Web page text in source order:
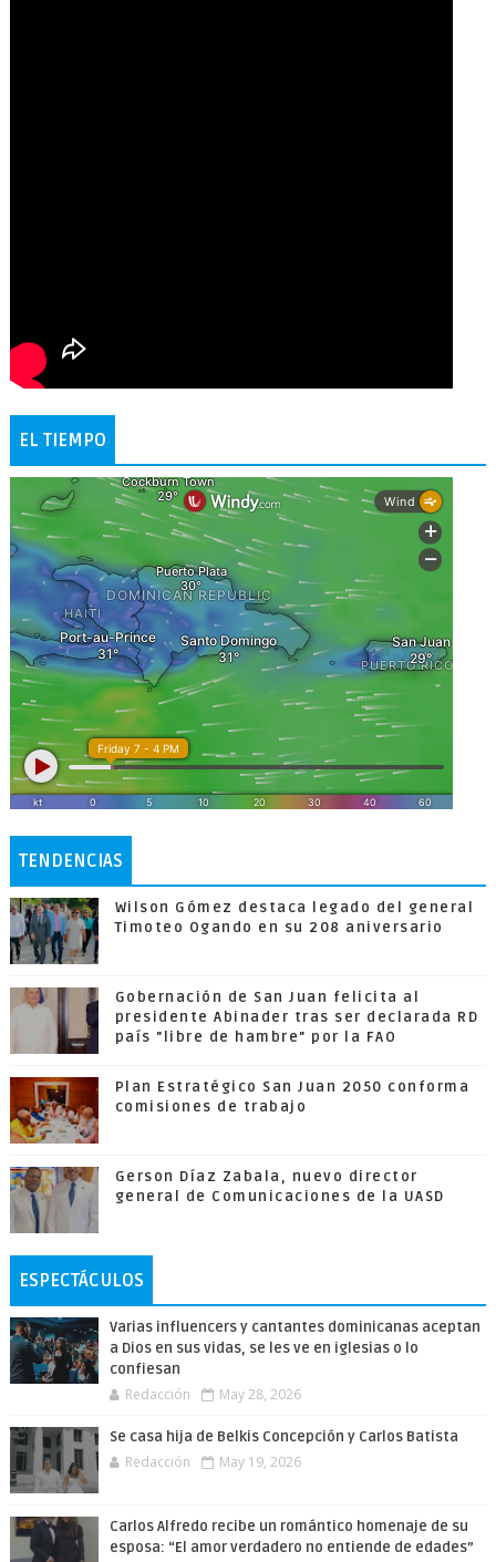
EL TIEMPO
TENDENCIAS
Wilson Gómez destaca legado del general
Timoteo Ogando en su 208 aniversario
Gobernación de San Juan felicita al
presidente Abinader tras ser declarada RD
país "libre de hambre" por la FAO
Plan Estratégico San Juan 2050 conforma
comisiones de trabajo
Gerson Díaz Zabala, nuevo director
general de Comunicaciones de la UASD
ESPECTÁCULOS
Varias influencers y cantantes dominicanas aceptan
a Dios en sus vidas, se les ve en iglesias o lo
confiesan
Redacción May 28, 2026
Se casa hija de Belkis Concepción y Carlos Batista
Redacción May 19, 2026
Carlos Alfredo recibe un romántico homenaje de su
esposa: “El amor verdadero no entiende de edades”